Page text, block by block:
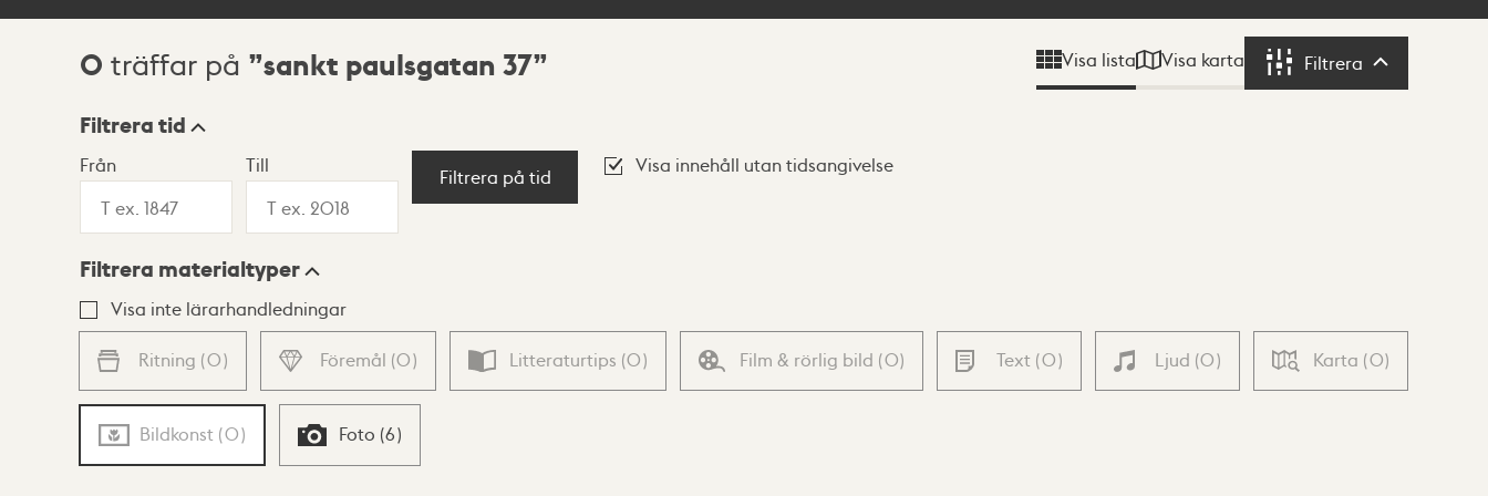
Sökresultat
0 träffar på sankt paulsgatan 37 Visa lista Visa karta Filtrera Filtrera
Visningsläge
Lista Karta
Filtrera tid
Från Till
Filtrera på tid
Visa innehåll utan tidsangivelse
Filtrera materialtyper
Visa inte lärarhandledningar
Ritning (0) Föremål (0) Litteraturtips (0) Film & rörlig bild (0) Text (0) Ljud (0) Karta (0)
Bildkonst (0) Foto (6)